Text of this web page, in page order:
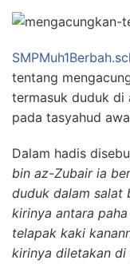
tentang
termasuk duduk di
pada tasyahud
Dalam hadis
bin az-Zubair ia
duduk dalam salat
kirinya antara
telapak kaki
kirinya diletakan